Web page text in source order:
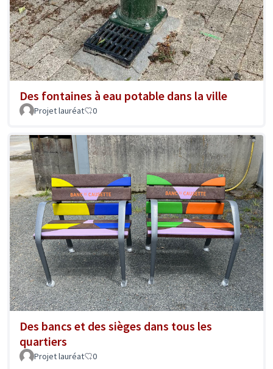
Des fontaines à eau potable dans la ville
Projet lauréat 0
Des bancs et des sièges dans tous les
quartiers
Projet lauréat 0